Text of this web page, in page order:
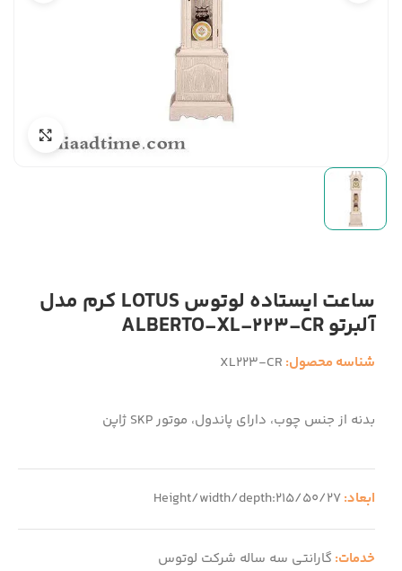
ساعت ایستاده لوتوس LOTUS کرم مدل
آلبرتو ALBERTO-XL-223-CR
شناسه محصول: XL223-CR
بدنه از جنس چوب، دارای پاندول، موتور SKP ژاپن
ابعاد:Height/width/depth:215/50/27
خدمات: گارانتی سه ساله شرکت لوتوس